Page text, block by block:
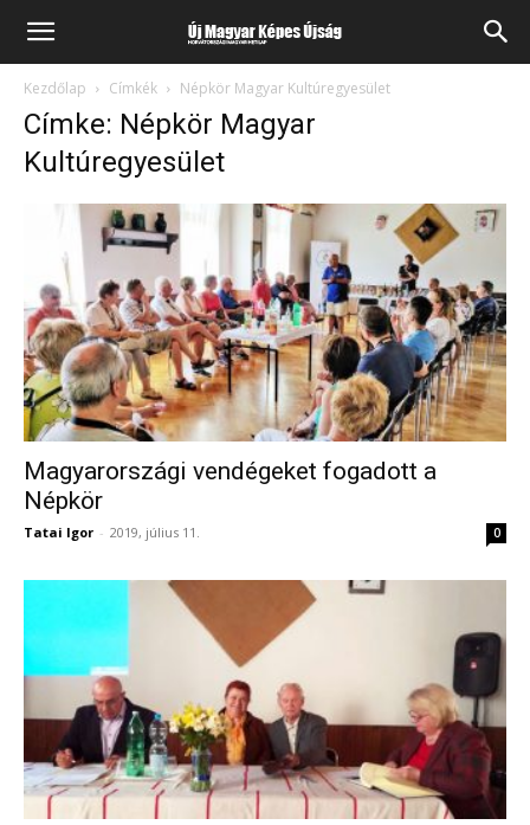
Kezdőlap Címkék Népkör Magyar Kultúregyesület
Címke: Népkör Magyar
Kultúregyesület
Magyarországi vendégeket fogadott a
Népkör
Tatai Igor - 2019, július 11. 0